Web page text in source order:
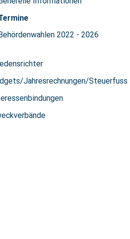
Behördenwahlen 2022 - 2026
Jahresrechnungen/Steuerfuss